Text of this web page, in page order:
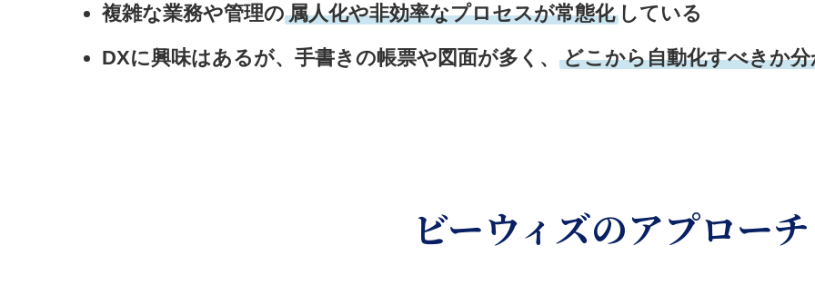
複雑な業務や管理の 属人化や非効率なプロセスが常態化 している
DXに興味はあるが、手書きの帳票や図面が多く、
どこから自動化すべきか
ビーウィズのアプローチ